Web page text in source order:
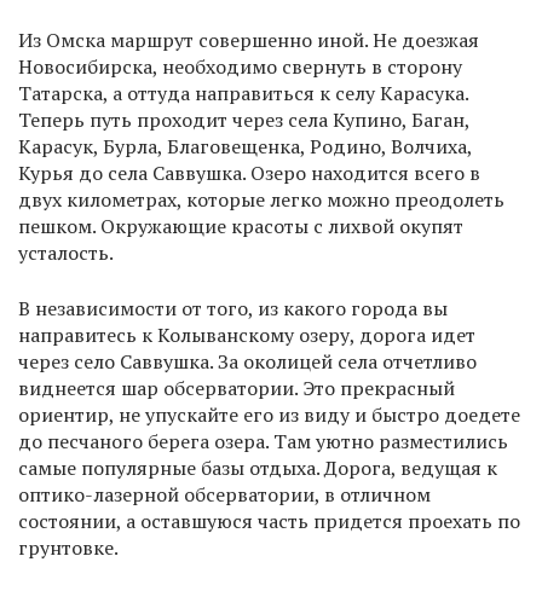
Из Омска маршрут совершенно иной. Не доезжая
Новосибирска, необходимо свернуть в сторону
Татарска, а оттуда направиться к селу Карасука.
Теперь путь проходит через села Купино, Баган,
Карасук, Бурла, Благовещенка, Родино, Волчиха,
Курья до села Саввушка. Озеро находится всего в
двух километрах, которые легко можно преодолеть
пешком. Окружающие красоты с лихвой окупят
усталость.
В независимости от того, из какого города вы
направитесь к Колыванскому озеру, дорога идет
через село Саввушка. За околицей села отчетливо
виднеется шар обсерватории. Это прекрасный
ориентир, не упускайте его из виду и быстро доедете
до песчаного берега озера. Там уютно разместились
самые популярные базы отдыха. Дорога, ведущая к
оптико-лазерной обсерватории, в отличном
состоянии, а оставшуюся часть придется проехать по
грунтовке.